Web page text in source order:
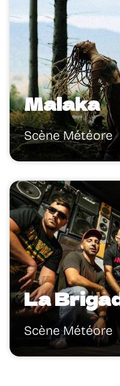
Malaka
Scène Météore
La
Scène Météore